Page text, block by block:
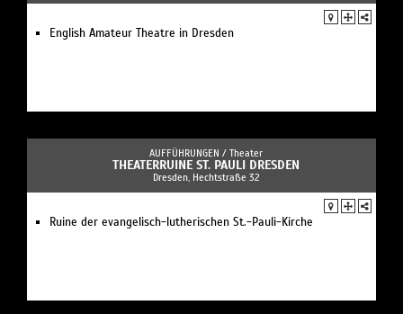
English Amateur Theatre in Dresden
AUFFÜHRUNGEN / Theater
THEATERRUINE ST. PAULI DRESDEN
Dresden, Hechtstraße 32
Ruine der evangelisch-lutherischen St.-Pauli-Kirche